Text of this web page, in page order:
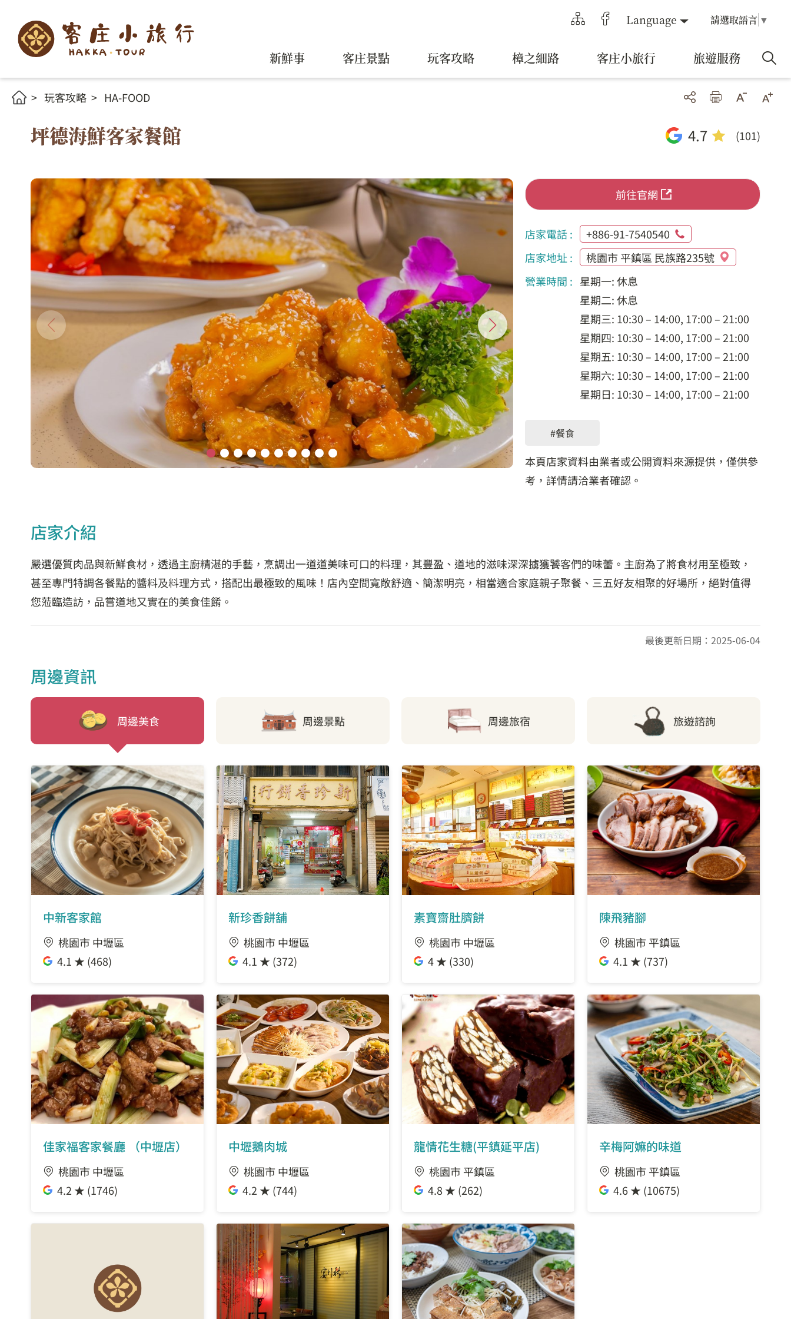
Language 請選取語言 ▼
新鮮事 客庄景點 玩客攻略 樟之細路 客庄小旅行 旅遊服務
玩客攻略 HA-FOOD
坪德海鮮客家餐館 4.7 (101)
前往官網
店家電話 :
+886-91-7540540
店家地址 :
桃園市 平鎮區 民族路235號
營業時間 : 星期一: 休息
星期二: 休息
星期三: 10:30 – 14:00, 17:00 – 21:00
星期四: 10:30 – 14:00, 17:00 – 21:00
星期五: 10:30 – 14:00, 17:00 – 21:00
星期六: 10:30 – 14:00, 17:00 – 21:00
星期日: 10:30 – 14:00, 17:00 – 21:00
#餐食
本頁店家資料由業者或公開資料來源提供，僅供參
考，詳情請洽業者確認。
店家介紹
嚴選優質肉品與新鮮食材，透過主廚精湛的手藝，烹調出一道道美味可口的料理，其豐盈、道地的滋味深深擄獲饕客們的味蕾。主廚為了將食材用至極致，
甚至專門特調各餐點的醬料及料理方式，搭配出最極致的風味！店內空間寬敞舒適、簡潔明亮，相當適合家庭親子聚餐、三五好友相聚的好場所，絕對值得
您蒞臨造訪，品嘗道地又實在的美食佳餚。
最後更新日期：2025-06-04
周邊資訊
周邊美食 周邊景點 周邊旅宿 旅遊諮詢
中新客家館
桃園市 中壢區
4.1 ★ (468)
新珍香餅舖
桃園市 中壢區
4.1 ★ (372)
素寶齋肚臍餅
桃園市 中壢區
4 ★ (330)
陳飛豬腳
桃園市 平鎮區
4.1 ★ (737)
佳家福客家餐廳 （中壢店）
桃園市 中壢區
4.2 ★ (1746)
中壢鵝肉城
桃園市 中壢區
4.2 ★ (744)
龍情花生糖(平鎮延平店)
桃園市 平鎮區
4.8 ★ (262)
辛梅阿嫲的味道
桃園市 平鎮區
4.6 ★ (10675)